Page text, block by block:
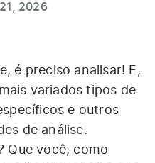
2026
é preciso analisar! E,
variados tipos de
e outros
de análise.
Que você, como